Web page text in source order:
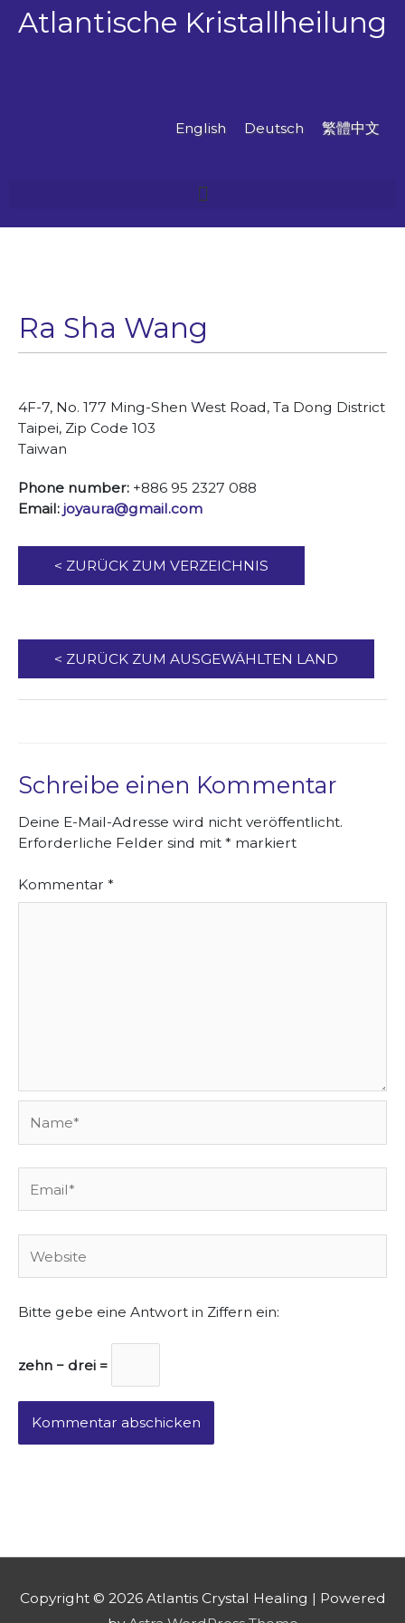
Zum
InhaltAtlantische Kristallheilung
English Deutsch 繁體中文
Ra Sha Wang
4F-7, No. 177 Ming-Shen West Road, Ta Dong District
Taipei, Zip Code 103
Taiwan
Phone number: +886 95 2327 088
Email: joyaura@gmail.com
< ZURÜCK ZUM VERZEICHNIS
< ZURÜCK ZUM AUSGEWÄHLTEN LAND
Schreibe einen Kommentar
Deine E-Mail-Adresse wird nicht veröffentlicht.
Erforderliche Felder sind mit * markiert
Kommentar *
Bitte gebe eine Antwort in Ziffern ein:
zehn − drei =
Copyright © 2026 Atlantis Crystal Healing | Powered